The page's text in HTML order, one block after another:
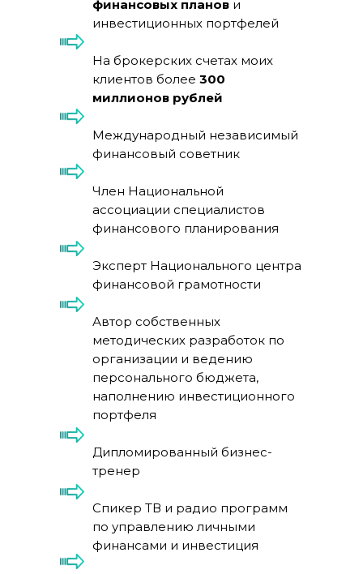
финансовых планов и
инвестиционных портфелей
На брокерских счетах моих
клиентов более 300
миллионов рублей
Международный независимый
финансовый советник
Член Национальной
ассоциации специалистов
финансового планирования
Эксперт Национального центра
финансовой грамотности
Автор собственных
методических разработок по
организации и ведению
персонального бюджета,
наполнению инвестиционного
портфеля
Дипломированный бизнес-
тренер
Спикер ТВ и радио программ
по управлению личными
финансами и инвестиция